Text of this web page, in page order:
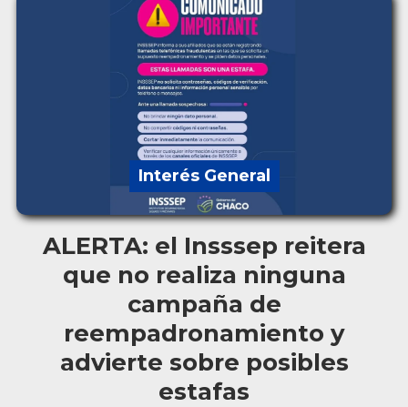
ALERTA: el Insssep reitera
que no realiza ninguna
campaña de
reempadronamiento y
advierte sobre posibles
estafas
Interés General